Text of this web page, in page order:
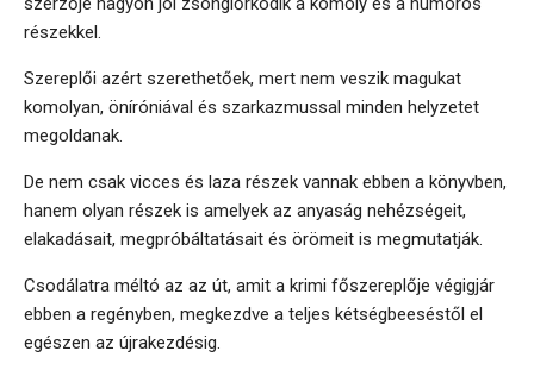
részekkel.
Szereplői azért szerethetőek, mert nem veszik magukat
komolyan, öníróniával és szarkazmussal minden helyzetet
megoldanak.
De nem csak vicces és laza részek vannak ebben a könyvben,
hanem olyan részek is amelyek az anyaság nehézségeit,
elakadásait, megpróbáltatásait és örömeit is megmutatják.
Csodálatra méltó az az út, amit a krimi főszereplője végigjár
ebben a regényben, megkezdve a teljes kétségbeeséstől el
egészen az újrakezdésig.